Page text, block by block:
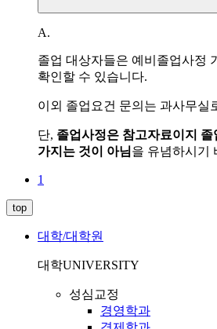
A.
졸업 대상자들은 예비졸업사정
확인할 수 있습니다.
이외 졸업요건 문의는 과사무실
단, 졸업사정은 참고자료이지
가지는 것이 아님을 유념하시기
1
top
대학/대학원
대학UNIVERSITY
성심교정
경영학과